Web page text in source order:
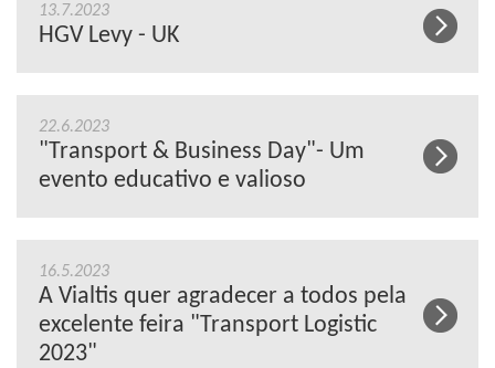
13.7.2023
HGV Levy - UK
22.6.2023
"Transport & Business Day"- Um
evento educativo e valioso
16.5.2023
A Vialtis quer agradecer a todos pela
excelente feira "Transport Logistic
2023"